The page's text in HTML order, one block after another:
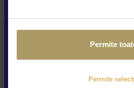
Permite
Permite
Locațiile noastre